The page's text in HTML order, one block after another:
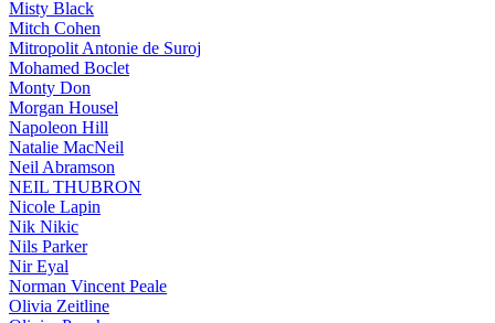
Misty Black
Mitch Cohen
Mitropolit Antonie de Suroj
Mohamed Boclet
Monty Don
Morgan Housel
Napoleon Hill
Natalie MacNeil
Neil Abramson
NEIL THUBRON
Nicole Lapin
Nik Nikic
Nils Parker
Nir Eyal
Norman Vincent Peale
Olivia Zeitline